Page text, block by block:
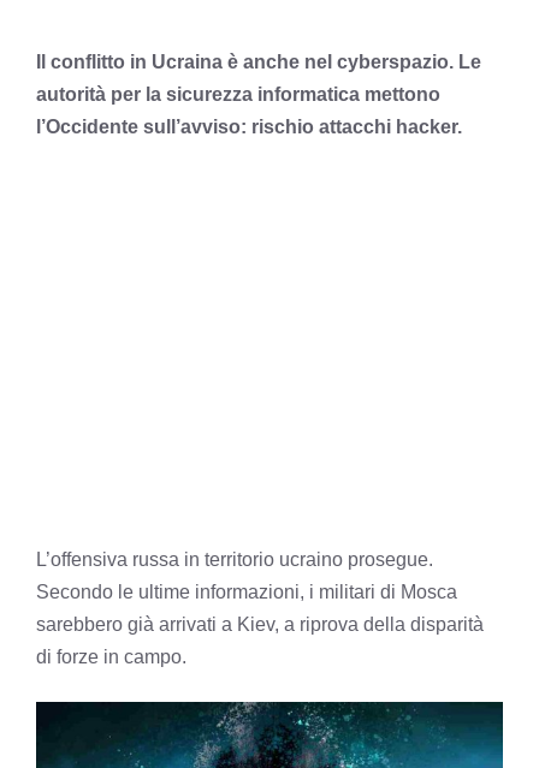
Il conflitto in Ucraina è anche nel cyberspazio. Le
autorità per la sicurezza informatica mettono
l’Occidente sull’avviso: rischio attacchi hacker.
L’offensiva russa in territorio ucraino prosegue.
Secondo le ultime informazioni, i militari di Mosca
sarebbero già arrivati a Kiev, a riprova della disparità
di forze in campo.